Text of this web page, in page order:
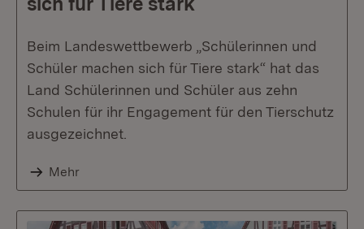
Beim Landeswettbewerb „Schülerinnen und
Schüler machen sich für Tiere stark“ hat das
Land Schülerinnen und Schüler aus zehn
Schulen für ihr Engagement für den Tierschutz
ausgezeichnet.
Mehr